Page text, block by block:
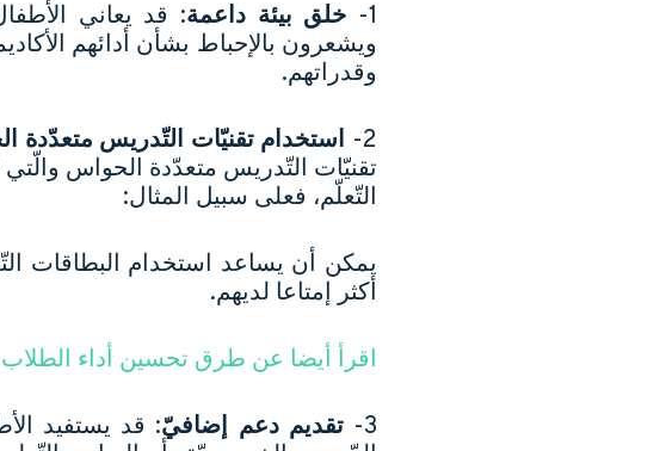
1- خلق بيئة داعمة: قد يعاني
ويشعرون بالإحباط بشأن أدائهم
وقدراتهم.
2- استخدام تقنيّات التّدريس متعدّدة
تقنيّات التّدريس متعدّدة الحواس
التّعلّم، فعلى سبيل المثال:
يمكن أن يساعد استخدام البطاقات
أكثر إمتاعا لديهم.
اقرأ أيضا عن طرق تحسين أداء
3- تقديم دعم إضافيّ: قد يستفيد